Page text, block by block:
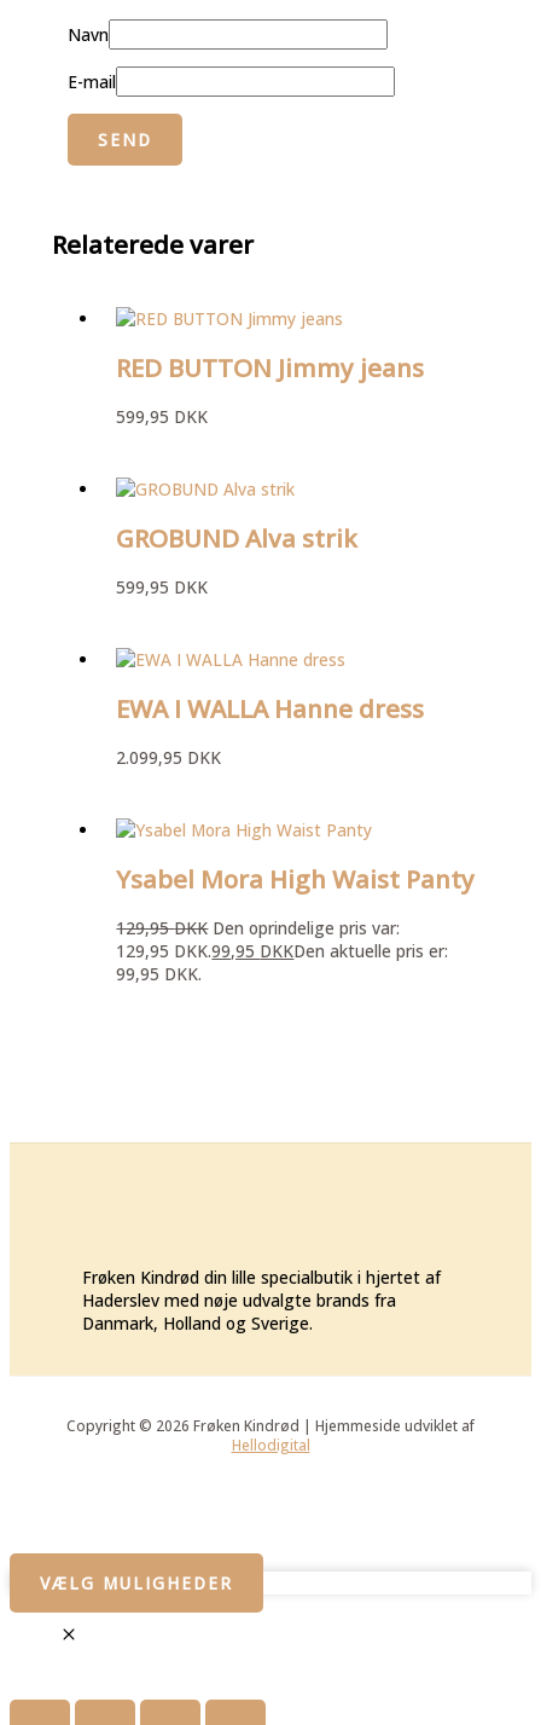
Navn
E-mail
Relaterede varer
RED BUTTON Jimmy jeans
599,95 DKK
GROBUND Alva strik
599,95 DKK
EWA I WALLA Hanne dress
2.099,95 DKK
Ysabel Mora High Waist Panty
129,95DKK Den oprindelige pris var:
129,95 DKK.99,95 DKKDen aktuelle pris er:
99,95 DKK.
Frøken Kindrød din lille specialbutik i hjertet af
Haderslev med nøje udvalgte brands fra
Danmark, Holland og Sverige.
Copyright © 2026 Frøken Kindrød | Hjemmeside udviklet af
Hellodigital
VÆLG MULIGHEDER